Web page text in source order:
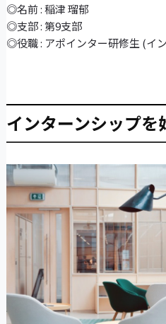
◎名前 : 稲津 瑠郁
◎支部 : 第9支部
◎役職 : アポインター研修生 (イ
インターンシップ